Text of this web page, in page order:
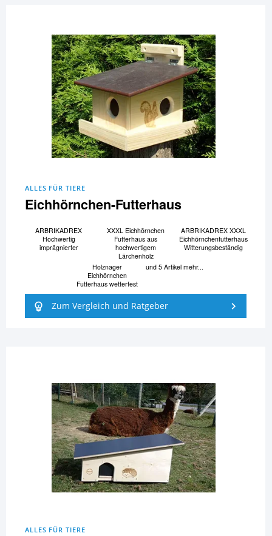
ALLES FÜR TIERE
Eichhörnchen-Futterhaus
ARBRIKADREX
Hochwertig
imprägnierter
XXXL Eichhörnchen
Futterhaus aus
hochwertigem
Lärchenholz
ARBRIKADREX XXXL
Eichhörnchenfutterhaus
Witterungsbeständig
Holznager
Eichhörnchen
Futterhaus wetterfest
und 5 Artikel mehr...
Zum Vergleich und Ratgeber
ALLES FÜR TIERE